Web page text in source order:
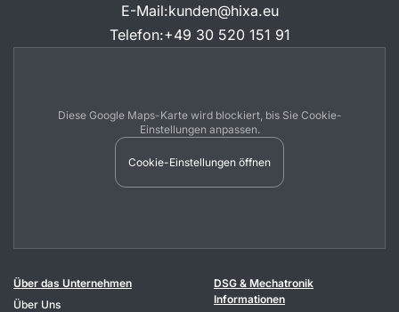
E-Mail:kunden@hixa.eu
Telefon:+49 30 520 151 91
Diese Google Maps-Karte wird blockiert, bis Sie Cookie-
Einstellungen anpassen.
Cookie-Einstellungen öffnen
Über das Unternehmen
Über Uns
DSG & Mechatronik
Informationen